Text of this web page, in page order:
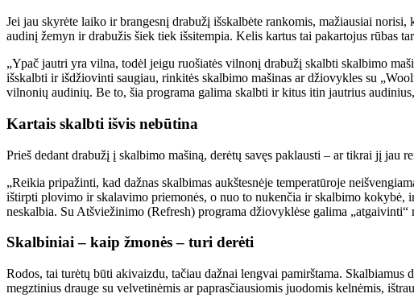
Jei jau skyrėte laiko ir brangesnį drabužį išskalbėte rankomis, mažiausiai
audinį žemyn ir drabužis šiek tiek išsitempia. Kelis kartus tai pakartojus rūbas
„Ypač jautri yra vilna, todėl jeigu ruošiatės vilnonį drabužį skalbti skalbimo
išskalbti ir išdžiovinti saugiau, rinkitės skalbimo mašinas ar džiovykles su
vilnonių audinių. Be to, šia programa galima skalbti ir kitus itin jautrius
Kartais skalbti išvis nebūtina
Prieš dedant drabužį į skalbimo mašiną, derėtų savęs paklausti – ar tikrai jį jau
„Reikia pripažinti, kad dažnas skalbimas aukštesnėje temperatūroje
ištirpti plovimo ir skalavimo priemonės, o nuo to nukenčia ir skalbimo kokybė,
neskalbia. Su Atšviežinimo (Refresh) programa džiovyklėse galima
Skalbiniai – kaip žmonės – turi derėti
Rodos, tai turėtų būti akivaizdu, tačiau dažnai lengvai pamirštama.
megztinius drauge su velvetinėmis ar paprasčiausiomis juodomis kelnėmis,